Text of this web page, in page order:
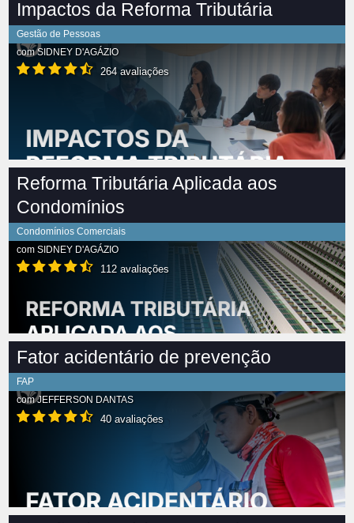
Impactos da Reforma Tributária
Gestão de Pessoas
comSIDNEY D'AGÁZIO
264 avaliações
Reforma Tributária Aplicada aos
Condomínios
Condomínios Comerciais
com SIDNEY D'AGÁZIO
112 avaliações
Fator acidentário de prevenção
FAP
comJEFFERSON DANTAS
40 avaliações